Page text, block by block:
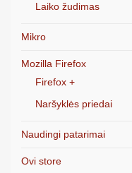
Laiko žudimas
Mikro
Mozilla Firefox
Firefox +
Naršyklės priedai
Naudingi patarimai
Ovi store